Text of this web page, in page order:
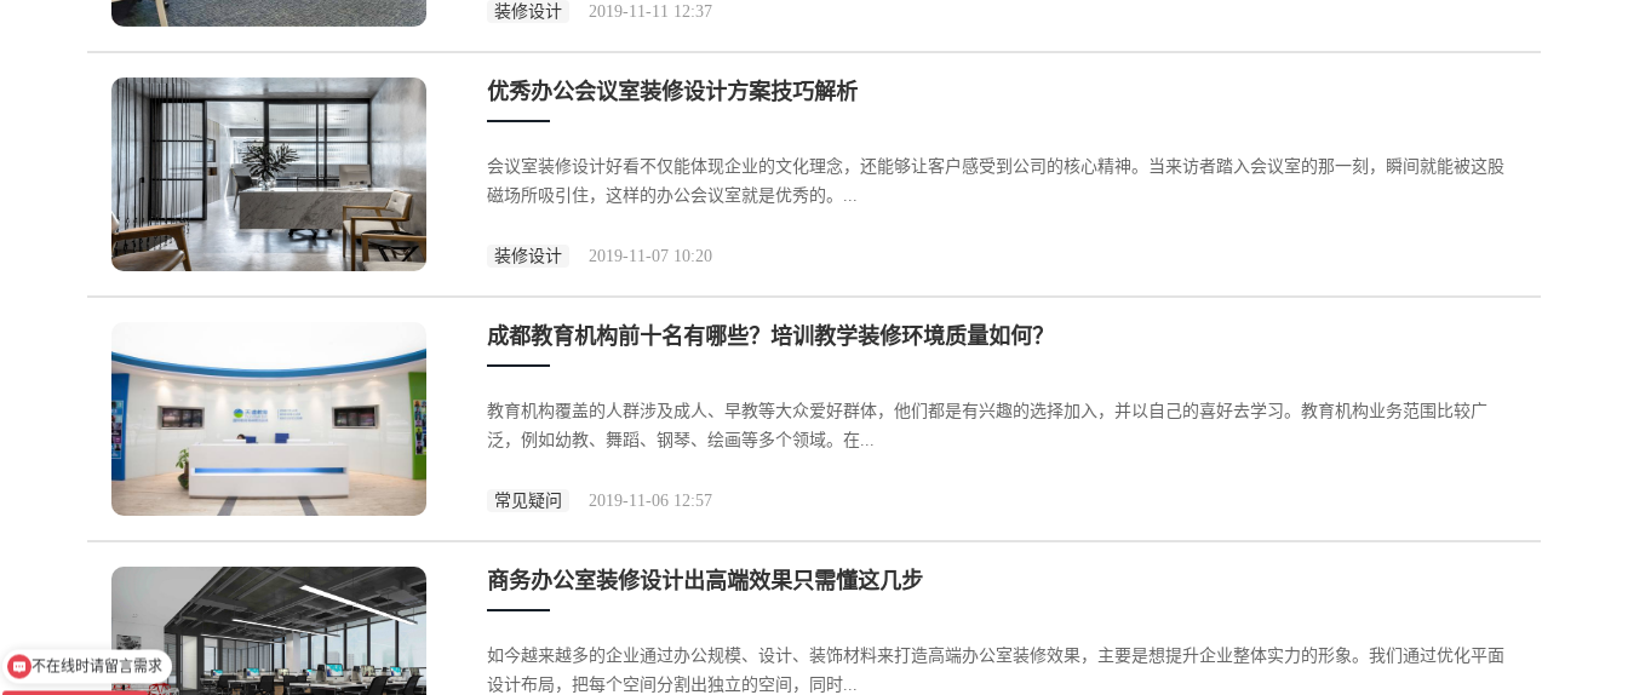
装修设计 2019-11-11 12:37
优秀办公会议室装修设计方案技巧解析
会议室装修设计好看不仅能体现企业的文化理念，还能够让客户感受到公司的核心精神。当来访者踏入会议室的那一刻，瞬间就能被这股
磁场所吸引住，这样的办公会议室就是优秀的。...
装修设计 2019-11-07 10:20
成都教育机构前十名有哪些？培训教学装修环境质量如何？
教育机构覆盖的人群涉及成人、早教等大众爱好群体，他们都是有兴趣的选择加入，并以自己的喜好去学习。教育机构业务范围比较广
泛，例如幼教、舞蹈、钢琴、绘画等多个领域。在...
常见疑问 2019-11-06 12:57
商务办公室装修设计出高端效果只需懂这几步
如今越来越多的企业通过办公规模、设计、装饰材料来打造高端办公室装修效果，主要是想提升企业整体实力的形象。我们通过优化平面
设计布局，把每个空间分割出独立的空间，同时...
请选择您的需求